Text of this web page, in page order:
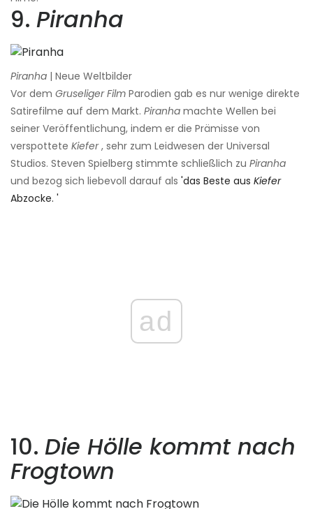
9. Piranha
Piranha | Neue Weltbilder
Vor dem Gruseliger Film Parodien gab es nur wenige direkte
Satirefilme auf dem Markt. Piranha machte Wellen bei
seiner Veröffentlichung, indem er die Prämisse von
verspottete Kiefer, sehr zum Leidwesen der Universal
Studios. Steven Spielberg stimmte schließlich zu Piranha
und bezog sich liebevoll darauf als 'das Beste aus Kiefer
Abzocke. '
ad
10. Die Hölle kommt nach
Frogtown